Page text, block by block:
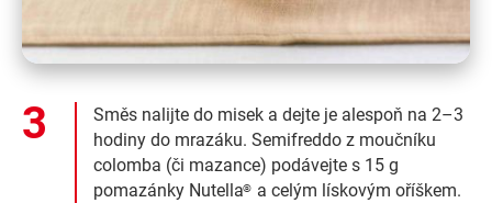
Směs nalijte do misek a dejte je alespoň na 2–3
hodiny do mrazáku. Semifreddo z moučníku
colomba (či mazance) podávejte s 15 g
pomazánky Nutella® a celým lískovým oříškem.